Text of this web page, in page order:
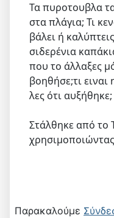
Τα πυροτουβλα
στα πλάγια; Τι
βάλει ή
σιδερένια
που το άλλαξες
βοηθήσε;τι
λες ότι αυξήθηκε;
Στάλθηκε από το
Παρακαλούμε